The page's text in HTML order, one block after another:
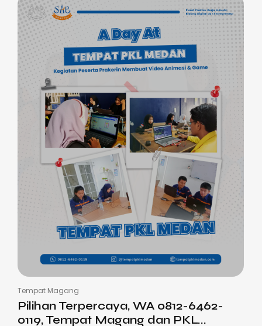
Tempat Magang
Pilihan Terpercaya, WA 0812-6462-
0119, Tempat Magang dan PKL...